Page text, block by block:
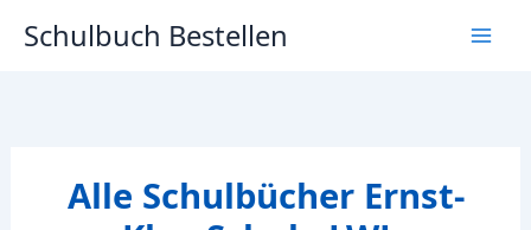
InhaltSchulbuch Bestellen
Alle Schulbücher Ernst-